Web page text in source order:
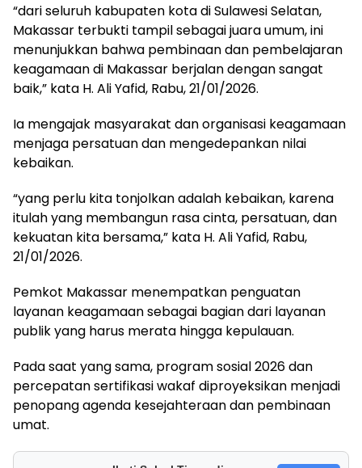
“dari seluruh kabupaten kota di Sulawesi Selatan,
Makassar terbukti tampil sebagai juara umum, ini
menunjukkan bahwa pembinaan dan pembelajaran
keagamaan di Makassar berjalan dengan sangat
baik,” kata H. Ali Yafid, Rabu, 21/01/2026.
Ia mengajak masyarakat dan organisasi keagamaan
menjaga persatuan dan mengedepankan nilai
kebaikan.
“yang perlu kita tonjolkan adalah kebaikan, karena
itulah yang membangun rasa cinta, persatuan, dan
kekuatan kita bersama,” kata H. Ali Yafid, Rabu,
21/01/2026.
Pemkot Makassar menempatkan penguatan
layanan keagamaan sebagai bagian dari layanan
publik yang harus merata hingga kepulauan.
Pada saat yang sama, program sosial 2026 dan
percepatan sertifikasi wakaf diproyeksikan menjadi
penopang agenda kesejahteraan dan pembinaan
umat.